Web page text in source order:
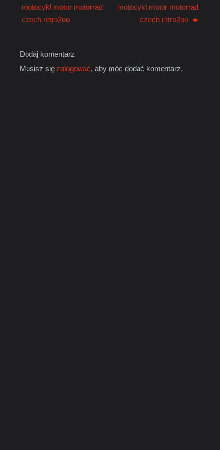
motocykl motor motorrad
czech retro2oo
motocykl motor motorrad
czech retro2oo
Dodaj komentarz
Musisz się zalogować, aby móc dodać komentarz.